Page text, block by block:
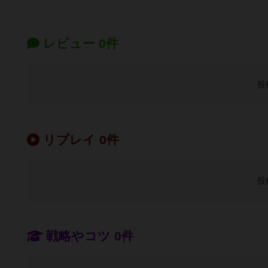
レビュー 0件
投
リプレイ 0件
投
戦略やコツ 0件